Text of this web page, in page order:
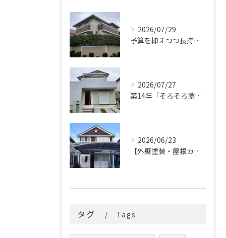
2026/07/29
予算を抑えつつ長持ち！築33年モルタル外壁と屋根の塗り替え
2026/07/27
築14年「そろそろ塗り替え時？」コケ・汚れが気になっていた神戸市北区M様邸が新築同様の美しい外観に蘇るまで
2026/06/23
【外壁塗装・屋根カバー工法】築29年の剥がれや汚れのお悩みを「ナノコンポジットW」と屋根カバー工法で解決
タグ Tags